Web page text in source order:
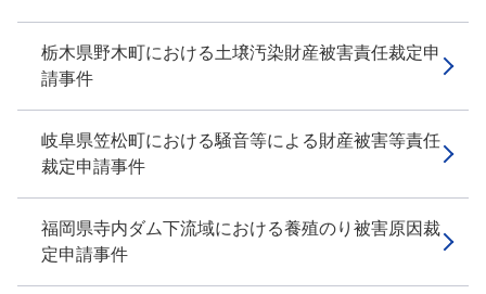
栃木県野木町における土壌汚染財産被害責任裁定申
請事件
岐阜県笠松町における騒音等による財産被害等責任
裁定申請事件
福岡県寺内ダム下流域における養殖のり被害原因裁
定申請事件